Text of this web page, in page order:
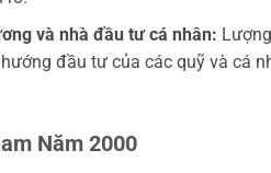
và nhà đầu tư cá nhân:
đầu tư của các quỹ và cá
Năm 2000